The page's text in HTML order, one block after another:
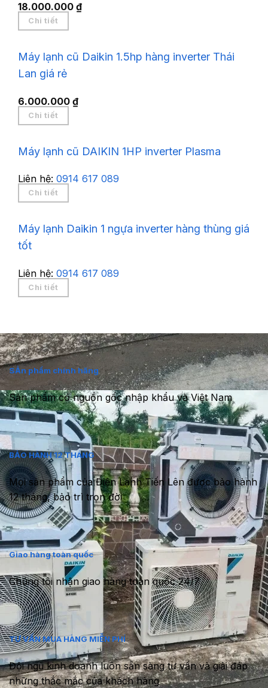
18.000.000 ₫
Chi tiết
Máy lạnh cũ Daikin 1.5hp hàng inverter Thái
Lan giá rẻ
6.000.000 ₫
Chi tiết
Máy lạnh cũ DAIKIN 1HP inverter Plasma
Liên hệ: 0914 617 089
Chi tiết
Máy lạnh Daikin 1 ngựa inverter hàng thùng giá
tốt
Liên hệ: 0914 617 089
Chi tiết
SẢn phẩm chính hãng
Sản phẩm có nguồn gốc nhập khẩu và Việt Nam
BẢO HÀNH 12 THÁNG
Mọi sản phẩm của Điện Lạnh Tiến Lên được bảo hành
12 tháng, bảo trì trọn đời
Giao hàng toàn quốc
Chúng tôi nhận giao hàng toàn quốc 24/7
TƯ VẤN MUA HÀNG MIỄN PHÍ
Đội ngũ kinh doanh luôn sẵn sàng tư vấn và giải đáp
những thắc mắc của khách hàng